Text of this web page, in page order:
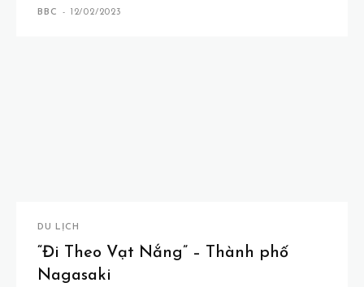
BBC - 12/02/2023
DU LỊCH
“Đi Theo Vạt Nắng” – Thành phố
Nagasaki